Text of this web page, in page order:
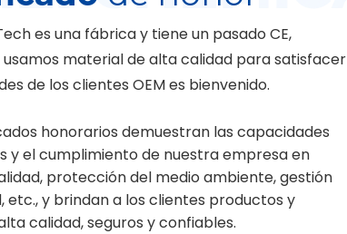
es una fábrica y tiene un pasado CE,
usamos material de alta calidad para satisfacer
de los clientes OEM es bienvenido.
honorarios demuestran las capacidades
y el cumplimiento de nuestra empresa en
protección del medio ambiente, gestión
etc., y brindan a los clientes productos y
calidad, seguros y confiables.